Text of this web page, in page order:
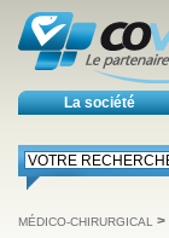
La société
MÉDICO-CHIRURGICAL >